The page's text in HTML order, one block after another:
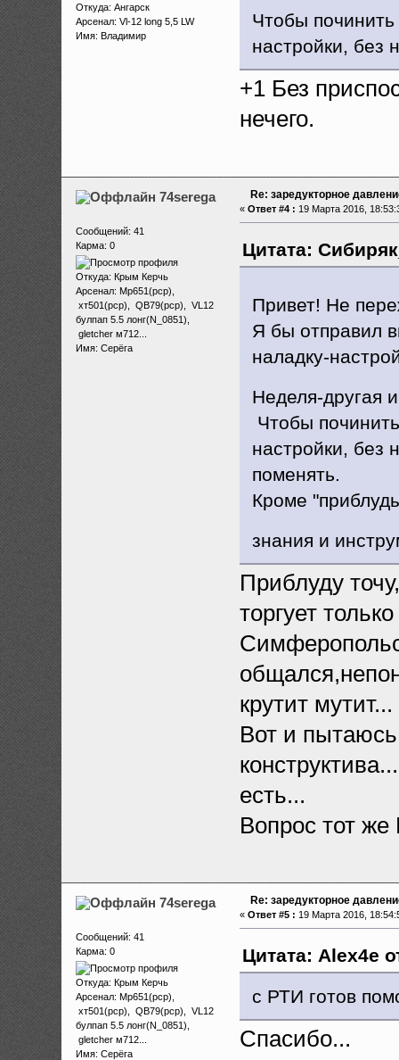
Откуда: Ангарск
Арсенал: Vl-12 long 5,5 LW
Имя: Владимир
Чтобы
настройки, без
+1 Без
нечего.
74serega
Сообщений: 41
Карма: 0
Откуда: Крым Керчь
Арсенал: Мр651(рср),
хт501(рср), QB79(рср), VL12
булпап 5.5 лонг(N_0851),
gletcher м712...
Имя: Серёга
Re: заредукторное
« Ответ #4 : 19 Марта 2016,
Цитата:
Привет! Не
Я бы отправил
наладку-
Неделя-другая
Чтобы
настройки, без
поменять.
Кроме
знания и
Приблуду
торгует
крутит мутит...
Вот и
есть...
Вопрос тот
74serega
Сообщений: 41
Карма: 0
Откуда: Крым Керчь
Арсенал: Мр651(рср),
хт501(рср), QB79(рср), VL12
булпап 5.5 лонг(N_0851),
gletcher м712...
Имя: Серёга
Re: заредукторное
« Ответ #5 : 19 Марта 2016,
Цитата: Alex4e
с РТИ готов
Спасибо...